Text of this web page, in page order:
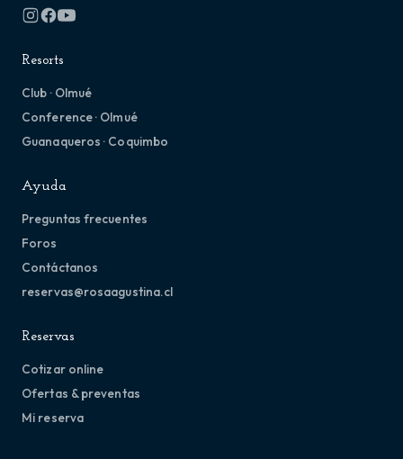
Resorts
Club · Olmué
Conference · Olmué
Guanaqueros · Coquimbo
Ayuda
Preguntas frecuentes
Foros
Contáctanos
reservas@rosaagustina.cl
Reservas
Cotizar online
Ofertas & preventas
Mi reserva